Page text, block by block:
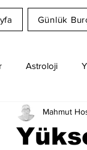
Günlük
Astroloji
Tabirleri Ay
Mahmut